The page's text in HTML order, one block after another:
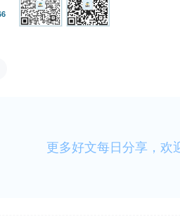
更多好文每日分享，欢